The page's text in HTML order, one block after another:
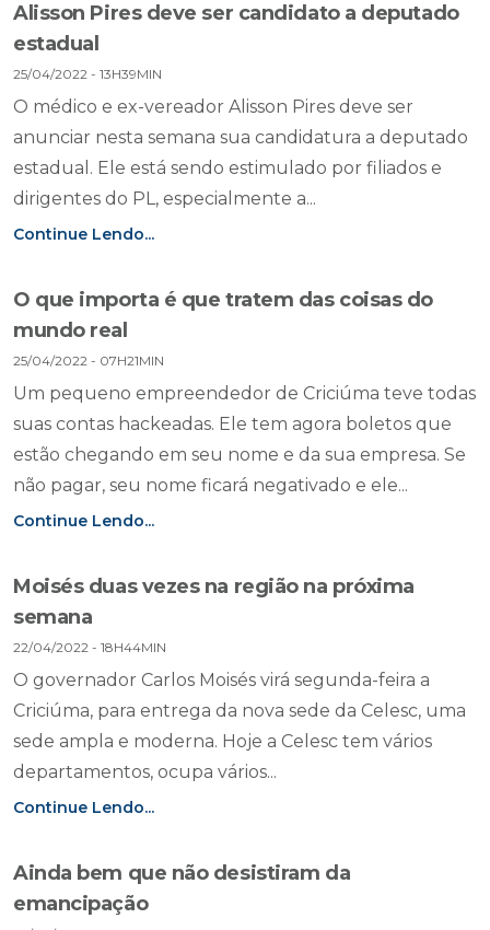
Alisson Pires deve ser candidato a deputado
estadual
25/04/2022 - 13H39MIN
O médico e ex-vereador Alisson Pires deve ser
anunciar nesta semana sua candidatura a deputado
estadual. Ele está sendo estimulado por filiados e
dirigentes do PL, especialmente a...
Continue Lendo...
O que importa é que tratem das coisas do
mundo real
25/04/2022 - 07H21MIN
Um pequeno empreendedor de Criciúma teve todas
suas contas hackeadas. Ele tem agora boletos que
estão chegando em seu nome e da sua empresa. Se
não pagar, seu nome ficará negativado e ele...
Continue Lendo...
Moisés duas vezes na região na próxima
semana
22/04/2022 - 18H44MIN
O governador Carlos Moisés virá segunda-feira a
Criciúma, para entrega da nova sede da Celesc, uma
sede ampla e moderna. Hoje a Celesc tem vários
departamentos, ocupa vários...
Continue Lendo...
Ainda bem que não desistiram da
emancipação